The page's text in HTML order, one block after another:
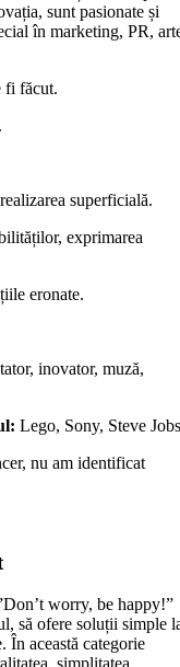
sunt pasionate și
în marketing, PR,
fi făcut.
superficială.
exprimarea
eronate.
inovator, muză,
Lego, Sony, Steve
nu am identificat
worry, be happy!”
să ofere soluții simple
În această categorie